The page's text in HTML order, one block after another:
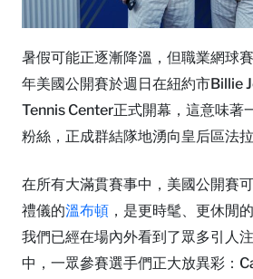
暑假可能正逐漸降溫，但職業網球
年美國公開賽於週日在紐約市Billie
Tennis Center正式開幕，這意味著
粉絲，正成群結隊地湧向皇后區法拉
在所有大滿貫賽事中，美國公開賽
禮儀的溫布頓 ，是更時髦、更休閒
我們已經在場內外看到了眾多引人
中，一眾參賽選手們正大放異彩：